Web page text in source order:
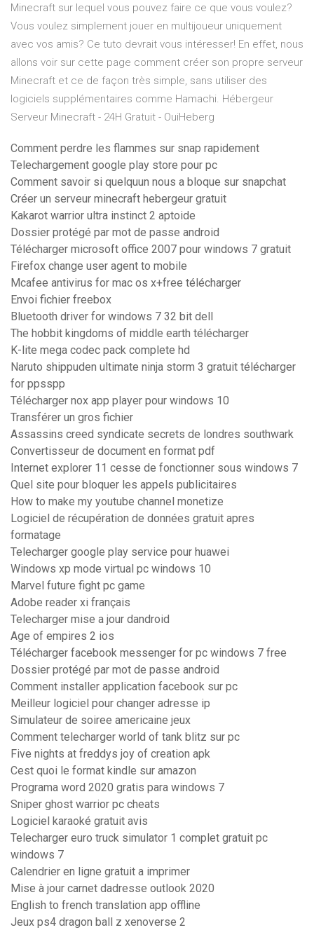
Minecraft sur lequel vous pouvez faire ce que vous voulez?
Vous voulez simplement jouer en multijoueur uniquement
avec vos amis? Ce tuto devrait vous intéresser! En effet, nous
allons voir sur cette page comment créer son propre serveur
Minecraft et ce de façon très simple, sans utiliser des
logiciels supplémentaires comme Hamachi. Hébergeur
Serveur Minecraft - 24H Gratuit - OuiHeberg
Comment perdre les flammes sur snap rapidement
Telechargement google play store pour pc
Comment savoir si quelquun nous a bloque sur snapchat
Créer un serveur minecraft hebergeur gratuit
Kakarot warrior ultra instinct 2 aptoide
Dossier protégé par mot de passe android
Télécharger microsoft office 2007 pour windows 7 gratuit
Firefox change user agent to mobile
Mcafee antivirus for mac os x+free télécharger
Envoi fichier freebox
Bluetooth driver for windows 7 32 bit dell
The hobbit kingdoms of middle earth télécharger
K-lite mega codec pack complete hd
Naruto shippuden ultimate ninja storm 3 gratuit télécharger
for ppsspp
Télécharger nox app player pour windows 10
Transférer un gros fichier
Assassins creed syndicate secrets de londres southwark
Convertisseur de document en format pdf
Internet explorer 11 cesse de fonctionner sous windows 7
Quel site pour bloquer les appels publicitaires
How to make my youtube channel monetize
Logiciel de récupération de données gratuit apres
formatage
Telecharger google play service pour huawei
Windows xp mode virtual pc windows 10
Marvel future fight pc game
Adobe reader xi français
Telecharger mise a jour dandroid
Age of empires 2 ios
Télécharger facebook messenger for pc windows 7 free
Dossier protégé par mot de passe android
Comment installer application facebook sur pc
Meilleur logiciel pour changer adresse ip
Simulateur de soiree americaine jeux
Comment telecharger world of tank blitz sur pc
Five nights at freddys joy of creation apk
Cest quoi le format kindle sur amazon
Programa word 2020 gratis para windows 7
Sniper ghost warrior pc cheats
Logiciel karaoké gratuit avis
Telecharger euro truck simulator 1 complet gratuit pc
windows 7
Calendrier en ligne gratuit a imprimer
Mise à jour carnet dadresse outlook 2020
English to french translation app offline
Jeux ps4 dragon ball z xenoverse 2